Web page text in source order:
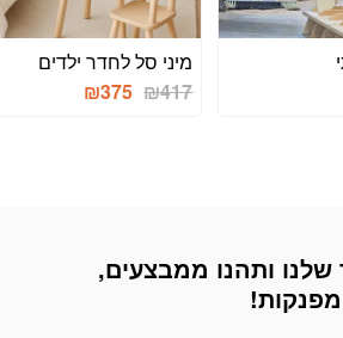
מיני סל לחדר ילדים
₪417
₪375
שלנו ותהנו ממבצעים,
מפנקות!